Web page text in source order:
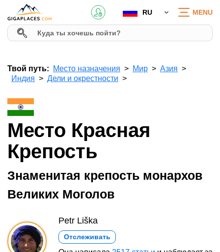
RU MENU
Твой путь: Место назначения Мир
Азия
Индия
Дели и окрестности
Место Красная
Крепость
Знаменитая крепость монархов
Великих Моголов
Petr Liška
Отслеживать